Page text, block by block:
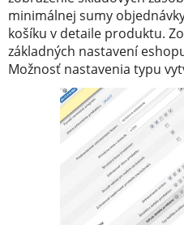
minimálnej sumy
košíku v detaile produktu.
základných nastavení
Možnosť nastavenia typu